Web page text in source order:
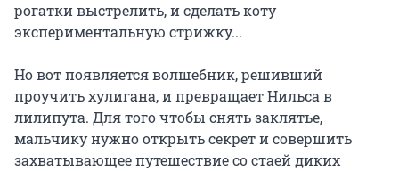
рогатки выстрелить, и сделать коту
экспериментальную стрижку...
Но вот появляется волшебник, решивший
проучить хулигана, и превращает Нильса в
лилипута. Для того чтобы снять заклятье,
мальчику нужно открыть секрет и совершить
захватывающее путешествие со стаей диких